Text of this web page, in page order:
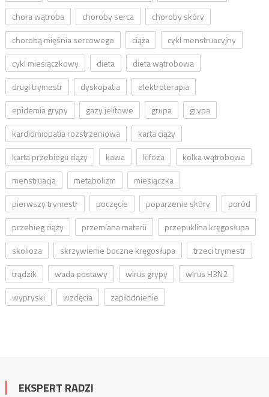
chora wątroba
choroby serca
choroby skóry
chorobą mięśnia sercowego
ciąża
cykl menstruacyjny
cykl miesiączkowy
dieta
dieta wątrobowa
drugi trymestr
dyskopatia
elektroterapia
epidemia grypy
gazy jelitowe grupa
grypa
kardiomiopatia rozstrzeniowa
karta ciąży
karta przebiegu ciąży
kawa kifoza
kolka wątrobowa
menstruacja
metabolizm
miesiączka
pierwszy trymestr
poczęcie poparzenie skóry
poród
przebieg ciąży
przemiana materii
przepuklina kręgosłupa
skolioza
skrzywienie boczne kręgosłupa
trzeci trymestr
trądzik
wada postawy wirus grypy
wirus H3N2
wypryski
wzdęcia zapłodnienie
EKSPERT RADZI